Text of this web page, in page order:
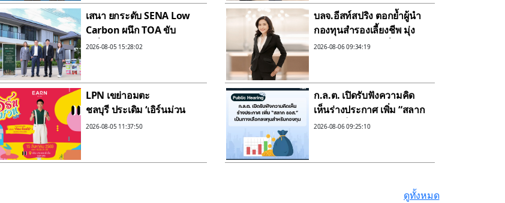
เสนา ยกระดับ SENA Low
Carbon ผนึก TOA ขับ
เคลื่อน Green Supply
2026-08-05 15:28:02
LPN เขย่าอมตะ
ชลบุรี ประเดิม ‘เอิร์นม่วน
เฟส’ ดึง ‘ก้อง ห้วยไร่’ เสิร์ฟ
2026-08-05 11:37:50
กลาง
บลจ.อีสท์สปริง ตอกย้ำผู้นำ
กองทุนสำรองเลี้ยงชีพ มุ่ง
พาสมาชิกสู่ความมั่นคง
Eastspring M Choice กว่า
40 นโยบาย ครอบคลุม
สินทรัพย์ทั่วโลก
2026-08-06 09:34:19
ก.ล.ต. เปิดรับฟังความคิด
เห็นร่างประกาศ เพิ่ม “สลาก
ธอส.” เป็นทางเลือกลงทุน
2026-08-06 09:25:10
ดูทั้งหมด